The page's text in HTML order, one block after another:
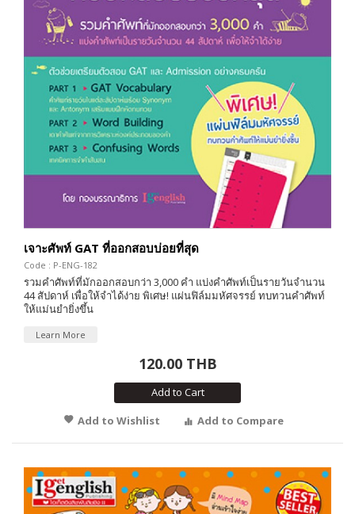
เจาะศัพท์ GAT ที่ออกสอบบ่อยที่สุด
Code : P-ENG-182
รวมคำศัพท์ที่มักออกสอบกว่า 3,000 คำ แบ่งคำศัพท์เป็นรายวันจำนวน
44 สัปดาห์ เพื่อให้จำได้ง่าย พิเศษ! แผ่นฟิล์มมหัศจรรย์ ทบทวนคำศัพท์
ให้แม่นยำยิ่งขึ้น
Learn More
120.00 THB
Add to Cart
Add to Wishlist
Add to Compare